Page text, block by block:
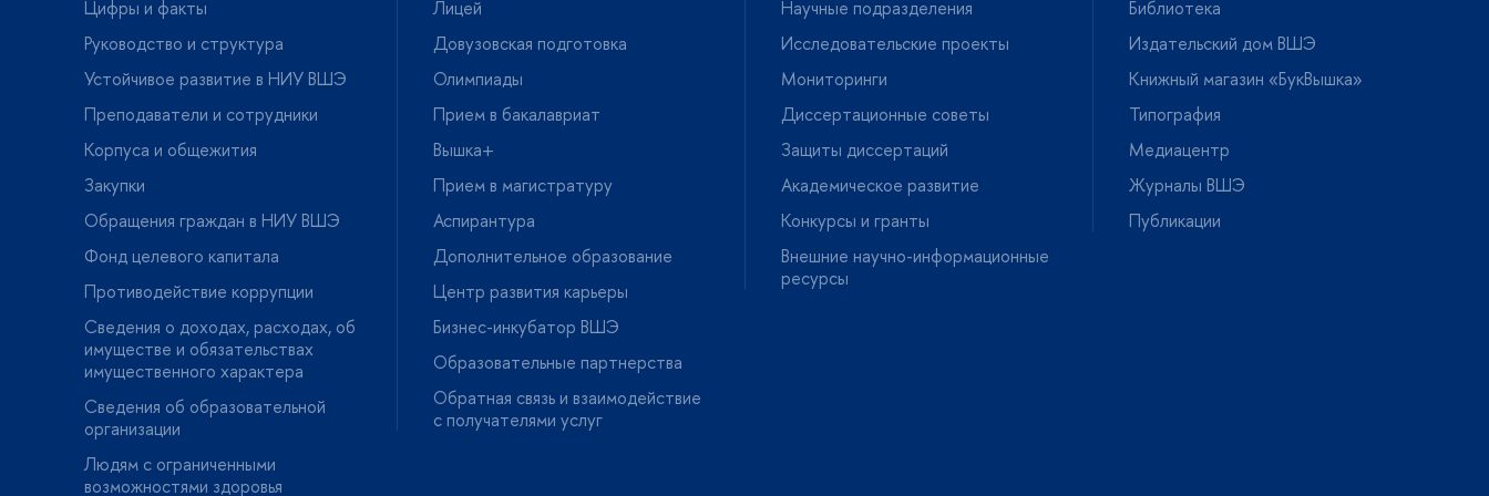
Цифры и факты
Руководство и структура
Устойчивое развитие в НИУ ВШЭ
Преподаватели и сотрудники
Корпуса и общежития
Закупки
Обращения граждан в НИУ ВШЭ
Фонд целевого капитала
Противодействие коррупции
Сведения о доходах, расходах, о
имуществе и обязательствах
имущественного характера
Сведения об образовательной
организации
Людям с ограниченными
озможностями здоровья
Лицей
Довузовская подготовка
Олимпиады
Прием в бакалавриат
ышка+
Прием в магистратуру
Аспирантура
Дополнительное образование
Центр развития карьеры
Бизнес-инкубатор ВШЭ
Образовательные партнерства
Обратная связь и взаимодействие
с получателями услу
Научные подразделения
Исследовательские проекты
Мониторинги
Диссертационные советы
Защиты диссертаций
Академическое развитие
Конкурсы и гранты
нешние научно-информационные
ресурсы
Библиотека
Издательский дом ВШЭ
Книжный магазин «БукВышка»
Типография
Медиацентр
Журналы ВШЭ
Публикации